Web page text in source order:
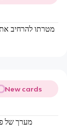
מטרתו להרחיב
New cards
מערך של